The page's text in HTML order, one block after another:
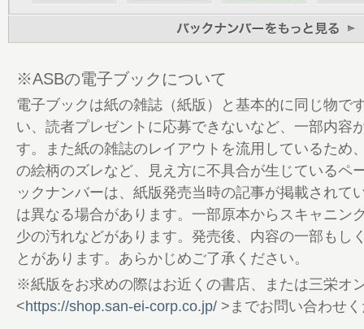
NISMO
42 Cockpit ＆ Utility Check コクピット＆
48 Technology ＆ Mechanism メカニズム
56 Project Team Super-ONEの開発に携
58 Column ホンダのスポーツ魂の足跡を
64 Project of Genuine Accessories 純正
トーリー
66 Accessories and Dress-up Parts 純正
ツガイド
68 Buyer’s Guide Super-ONE購入ガイド
72 Honda Sportscar Full Lineup ホンダス
インナップ
76 Honda BEV Full Lineup ホンダBEVフ
78 Present ＆ Information 読者プレゼン
※ASBの電子ブックについて
電子ブックは紙の雑誌（紙版）と基本的に同じ物で
い、読者プレゼントに応募できないなど、一部内容
す。また紙の雑誌のレイアウトを流用しているため
の絵柄のズレなど、見え方に不具合が生じているペ
ックナンバーは、紙版発売当時の記事が掲載されて
は異なる場合があります。一部原本からスキャニン
少の汚れなどがあります。発売後、内容の一部もし
とがあります。あらかじめご了承ください。
※紙版をお求めの際はお近くの書店、または三栄オ
<https://shop.san-ei-corp.co.jp/ >までお問い合わせ